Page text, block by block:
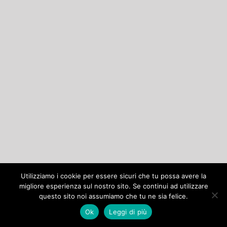
Utilizziamo i cookie per essere sicuri che tu possa avere la
migliore esperienza sul nostro sito. Se continui ad utilizzare
questo sito noi assumiamo che tu ne sia felice.
Ok
Leggi di più